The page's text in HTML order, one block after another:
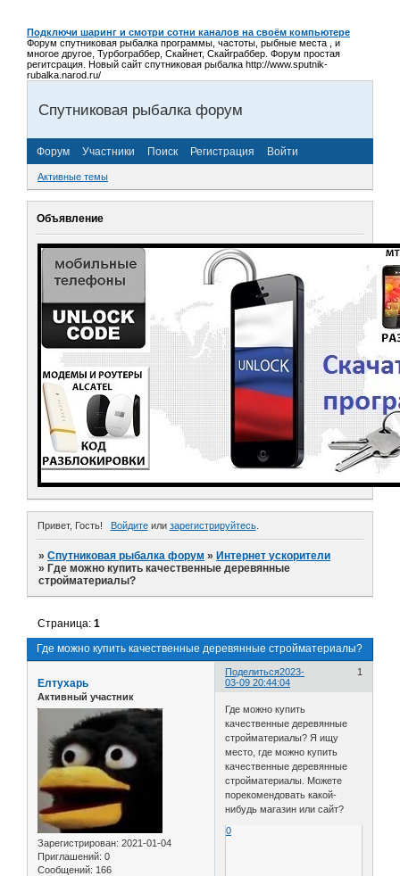
Подключи шаринг и смотри сотни каналов на своём компьютере
Форум спутниковая рыбалка программы, частоты, рыбные места , и
многое другое, Турбограббер, Скайнет, Скайграббер. Форум простая
регитсрация. Новый сайт спутниковая рыбалка http://www.sputnik-
rubalka.narod.ru/
Спутниковая рыбалка форум
Форум Участники Поиск Регистрация Войти
Активные темы
Объявление
Привет, Гость! Войдитеили зарегистрируйтесь.
»Спутниковая рыбалка форум » Интернет ускорители
» Где можно купить качественные деревянные
стройматериалы?
Где можно купить качественные деревянные стройматериалы?
Страница:1
Поделиться 1
2023-
03-09 20:44:04
Елтухарь
Активный участник
Зарегистрирован: 2021-01-04
Приглашений: 0
Сообщений: 166
Где можно купить
качественные деревянные
стройматериалы? Я ищу
место, где можно купить
качественные деревянные
стройматериалы. Можете
порекомендовать какой-
нибудь магазин или сайт?
0